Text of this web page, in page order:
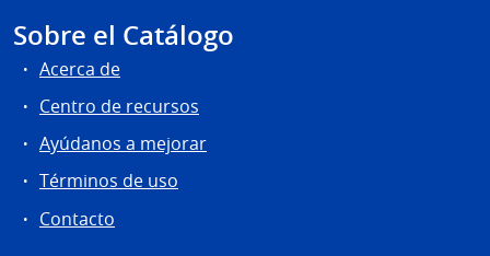
Sobre el Catálogo
Acerca de
Centro de recursos
Ayúdanos a mejorar
Términos de uso
Contacto